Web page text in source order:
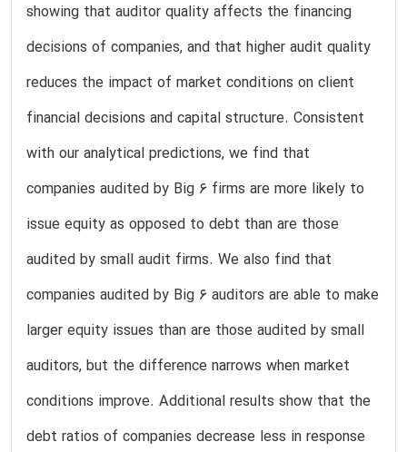
showing that auditor quality affects the financing
decisions of companies, and that higher audit quality
reduces the impact of market conditions on client
financial decisions and capital structure. Consistent
with our analytical predictions, we find that
companies audited by Big 6 firms are more likely to
issue equity as opposed to debt than are those
audited by small audit firms. We also find that
companies audited by Big 6 auditors are able to make
larger equity issues than are those audited by small
auditors, but the difference narrows when market
conditions improve. Additional results show that the
debt ratios of companies decrease less in response